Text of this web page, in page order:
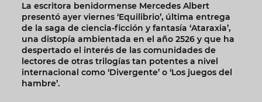
La escritora benidormense Mercedes Albert
presentó ayer viernes ‘Equilibrio’, última entrega
de la saga de ciencia-ficción y fantasía ‘Ataraxia’,
una distopía ambientada en el año 2526 y que ha
despertado el interés de las comunidades de
lectores de otras trilogías tan potentes a nivel
internacional como ‘Divergente’ o ‘Los juegos del
hambre’.